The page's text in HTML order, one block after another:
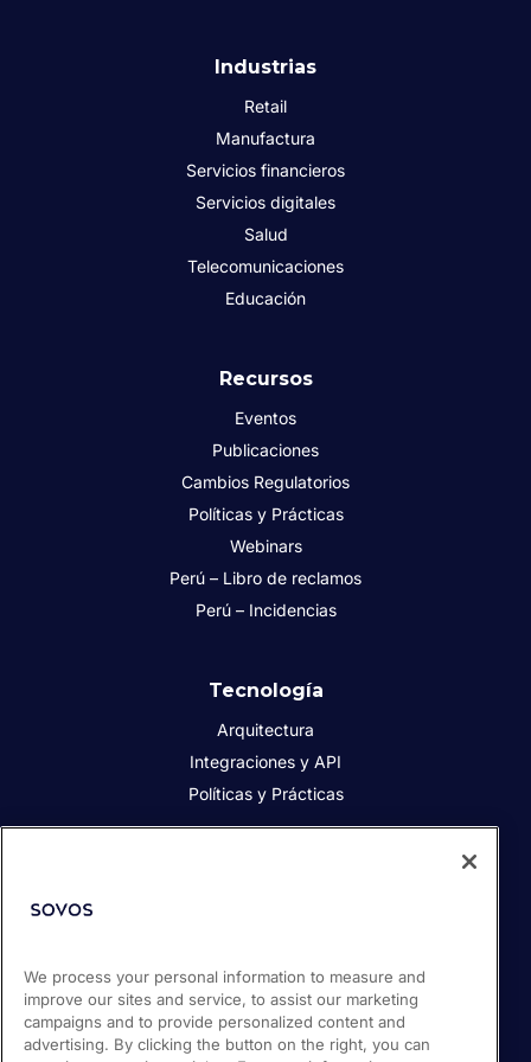
Industrias
Retail
Manufactura
Servicios financieros
Servicios digitales
Salud
Telecomunicaciones
Educación
Recursos
Eventos
Publicaciones
Cambios Regulatorios
Políticas y Prácticas
Webinars
Perú – Libro de reclamos
Perú – Incidencias
Tecnología
Arquitectura
Integraciones y API
Políticas y Prácticas
Responsabilidad social
Soporte / Portal de clientes
Empleos
We process your personal information to measure and
improve our sites and service, to assist our marketing
campaigns and to provide personalized content and
advertising. By clicking the button on the right, you can